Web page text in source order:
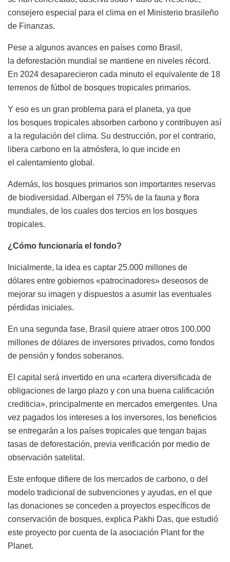
consejero especial para el clima en el Ministerio brasileño
de Finanzas.
Pese a algunos avances en países como Brasil,
la deforestación mundial se mantiene en niveles récord.
En 2024 desaparecieron cada minuto el equivalente de 18
terrenos de fútbol de bosques tropicales primarios.
Y eso es un gran problema para el planeta, ya que
los bosques tropicales absorben carbono y contribuyen así
a la regulación del clima. Su destrucción, por el contrario,
libera carbono en la atmósfera, lo que incide en
el calentamiento global.
Además, los bosques primarios son importantes reservas
de biodiversidad. Albergan el 75% de la fauna y flora
mundiales, de los cuales dos tercios en los bosques
tropicales.
¿Cómo funcionaría el fondo?
Inicialmente, la idea es captar 25.000 millones de
dólares entre gobiernos «patrocinadores» deseosos de
mejorar su imagen y dispuestos a asumir las eventuales
pérdidas iniciales.
En una segunda fase, Brasil quiere atraer otros 100.000
millones de dólares de inversores privados, como fondos
de pensión y fondos soberanos.
El capital será invertido en una «cartera diversificada de
obligaciones de largo plazo y con una buena calificación
crediticia», principalmente en mercados emergentes. Una
vez pagados los intereses a los inversores, los beneficios
se entregarán a los países tropicales que tengan bajas
tasas de deforestación, previa verificación por medio de
observación satelital.
Este enfoque difiere de los mercados de carbono, o del
modelo tradicional de subvenciones y ayudas, en el que
las donaciones se conceden a proyectos específicos de
conservación de bosques, explica Pakhi Das, que estudió
este proyecto por cuenta de la asociación Plant for the
Planet.